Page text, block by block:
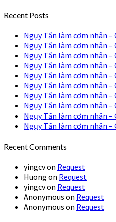
Recent Posts
Ngụy Tấn làm cơm nhân –
Ngụy Tấn làm cơm nhân –
Ngụy Tấn làm cơm nhân –
Ngụy Tấn làm cơm nhân –
Ngụy Tấn làm cơm nhân –
Ngụy Tấn làm cơm nhân –
Ngụy Tấn làm cơm nhân –
Ngụy Tấn làm cơm nhân –
Ngụy Tấn làm cơm nhân –
Ngụy Tấn làm cơm nhân –
Recent Comments
yingcvon Request
Huong on Request
yingcvon Request
Anonymous on Request
Anonymous on Request